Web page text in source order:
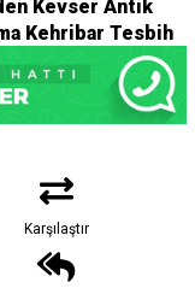
Kevser Antik
Kehribar Tesbih
Karşılaştır